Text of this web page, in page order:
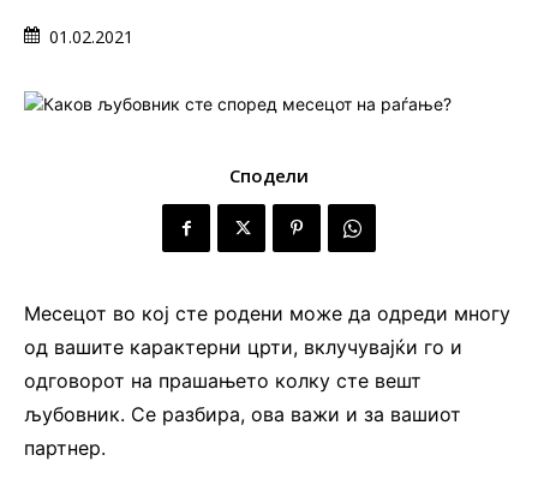
01.02.2021
Сподели
Месецот во кој сте родени може да одреди многу
од вашите карактерни црти, вклучувајќи го и
одговорот на прашањето колку сте вешт
љубовник. Се разбира, ова важи и за вашиот
партнер.